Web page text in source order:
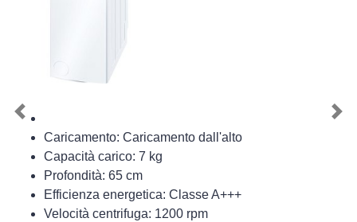
Caricamento: Caricamento dall'alto
Capacità carico: 7 kg
Profondità: 65 cm
Efficienza energetica: Classe A+++
Velocità centrifuga: 1200 rpm
Previous